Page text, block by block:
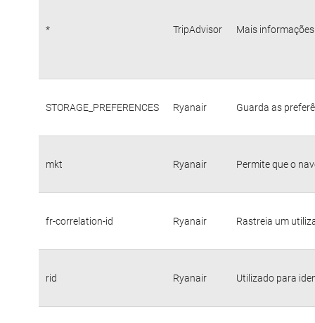
* TripAdvisor Mais
STORAGE_PREFERENCES Ryanair Guarda as
mkt Ryanair Permite que o
fr-correlation-id Ryanair Rastreia um
rid Ryanair Utilizado para